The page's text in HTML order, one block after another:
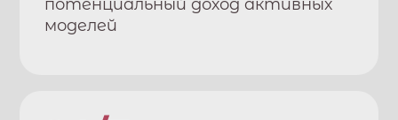
потенциальный доход активных
моделей